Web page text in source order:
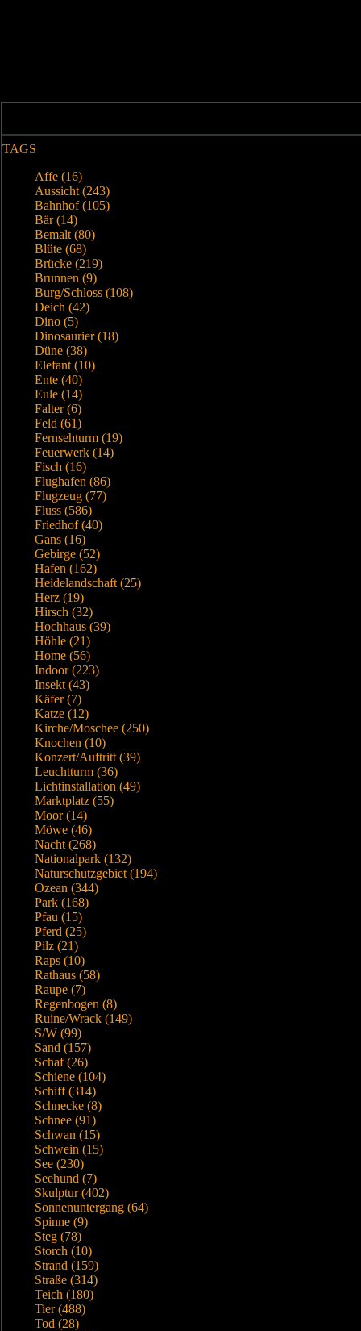
TAGS
Affe (16)
Aussicht (243)
Bahnhof (105)
Bär (14)
Bemalt (80)
Blüte (68)
Brücke (219)
Brunnen (9)
Burg/Schloss (108)
Deich (42)
Dino (5)
Dinosaurier (18)
Düne (38)
Elefant (10)
Ente (40)
Eule (14)
Falter (6)
Feld (61)
Fernsehturm (19)
Feuerwerk (14)
Fisch (16)
Flughafen (86)
Flugzeug (77)
Fluss (586)
Friedhof (40)
Gans (16)
Gebirge (52)
Hafen (162)
Heidelandschaft (25)
Herz (19)
Hirsch (32)
Hochhaus (39)
Höhle (21)
Home (56)
Indoor (223)
Insekt (43)
Käfer (7)
Katze (12)
Kirche/Moschee (250)
Knochen (10)
Konzert/Auftritt (39)
Leuchtturm (36)
Lichtinstallation (49)
Marktplatz (55)
Moor (14)
Möwe (46)
Nacht (268)
Nationalpark (132)
Naturschutzgebiet (194)
Ozean (344)
Park (168)
Pfau (15)
Pferd (25)
Pilz (21)
Raps (10)
Rathaus (58)
Raupe (7)
Regenbogen (8)
Ruine/Wrack (149)
S/W (99)
Sand (157)
Schaf (26)
Schiene (104)
Schiff (314)
Schnecke (8)
Schnee (91)
Schwan (15)
Schwein (15)
See (230)
Seehund (7)
Skulptur (402)
Sonnenuntergang (64)
Spinne (9)
Steg (78)
Storch (10)
Strand (159)
Straße (314)
Teich (180)
Tier (488)
Tod (28)